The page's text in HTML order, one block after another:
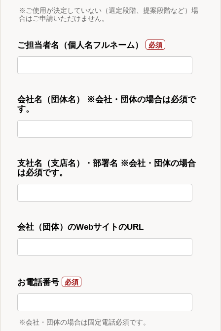
※ご使用が決定していない（選定段階、提案段階など）場
合はご申請いただけません。
ご担当者名（個人名フルネーム）
会社名（団体名） ※会社・団体の場合は必須で
す。
支社名（支店名）・部署名 ※会社・団体の場合
は必須です。
会社（団体）のWebサイトのURL
お電話番号
※会社・団体の場合は固定電話必須です。